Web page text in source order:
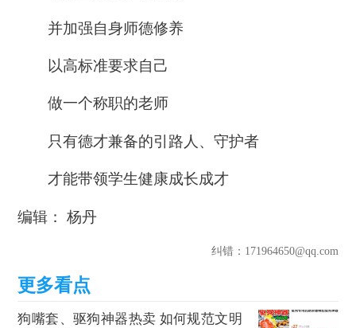
并加强自身师德修养
以高标准要求自己
做一个称职的老师
只有德才兼备的引路人、守护者
才能带领学生健康成长成才
编辑： 杨丹
纠错：171964650@qq.com
狗嘴套、驱狗神器热卖 如何规范文明